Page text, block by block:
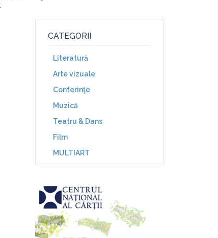
CATEGORII
Literatură
Arte vizuale
Conferinţe
Muzică
Teatru & Dans
Film
MULTIART